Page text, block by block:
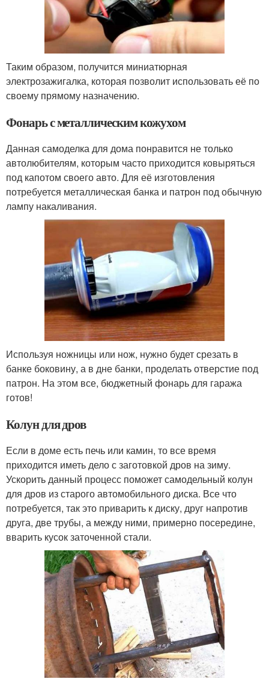
Таким образом, получится миниатюрная
электрозажигалка, которая позволит использовать её по
своему прямому назначению.
Фонарь с металлическим кожухом
Данная самоделка для дома понравится не только
автолюбителям, которым часто приходится ковыряться
под капотом своего авто. Для её изготовления
потребуется металлическая банка и патрон под обычную
лампу накаливания.
Используя ножницы или нож, нужно будет срезать в
банке боковину, а в дне банки, проделать отверстие под
патрон. На этом все, бюджетный фонарь для гаража
готов!
Колун для дров
Если в доме есть печь или камин, то все время
приходится иметь дело с заготовкой дров на зиму.
Ускорить данный процесс поможет самодельный колун
для дров из старого автомобильного диска. Все что
потребуется, так это приварить к диску, друг напротив
друга, две трубы, а между ними, примерно посередине,
вварить кусок заточенной стали.